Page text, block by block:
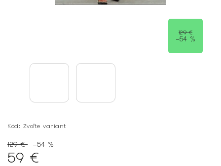
129 €
–54 %
Kód: Zvoľte variant
129 € –54 %
59 €